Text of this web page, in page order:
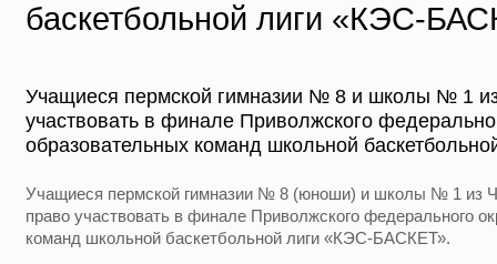
баскетбольной лиги «КЭС-
Учащиеся пермской гимназии № 8 и школы № 1 из
участвовать в финале Приволжского
образовательных команд школьной
Учащиеся пермской гимназии № 8 (юноши) и школы № 1 из
право участвовать в финале Приволжского федерального
команд школьной баскетбольной лиги «КЭС-БАСКЕТ».